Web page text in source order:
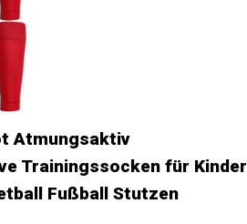
Atmungsaktiv
Trainingssocken für Kinder
Fußball Stutzen